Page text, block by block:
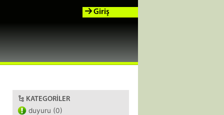
Giriş
KATEGORILER
duyuru (0)